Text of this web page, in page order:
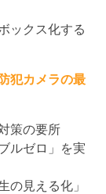
ックス化する
犯カメラの最
策の要所
ルゼロ」を実
の見える化」